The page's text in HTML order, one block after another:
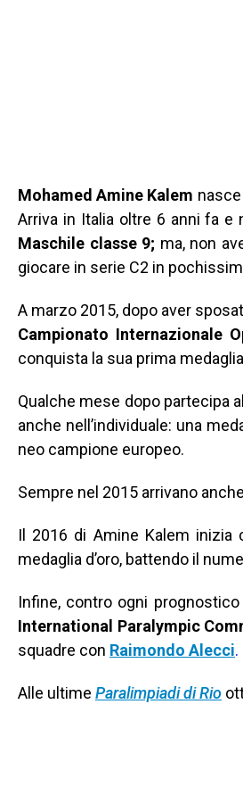
Mohamed Amine Kalem
Arriva in Italia oltre 6 anni fa e
Maschile classe 9; ma, non
giocare in serie C2 in
A marzo 2015, dopo aver
Campionato Internazionale
conquista la sua prima
Qualche mese dopo partecipa al
anche nell’individuale: una
neo campione europeo.
Sempre nel 2015 arrivano
Il 2016 di Amine Kalem inizia
medaglia d’oro, battendo il
Infine, contro ogni
International Paralympic
squadre con Raimondo Alecci.
Alle ultime Paralimpiadi di Rio